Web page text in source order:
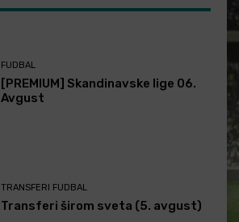
FUDBAL
[PREMIUM] Skandinavske lige 06.
Avgust
TRANSFERI FUDBAL
Transferi širom sveta (5. avgust)